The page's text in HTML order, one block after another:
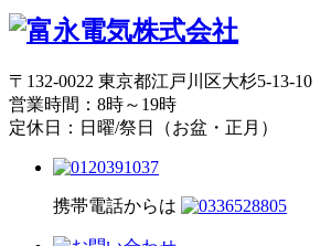
〒132-0022 東京都江戸川区大杉5-13-10
営業時間：8時～19時
定休日：日曜/祭日（お盆・正月）
携帯電話からは